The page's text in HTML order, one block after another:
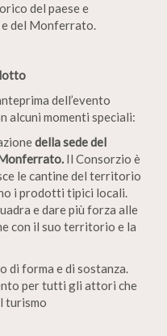
del paese e
del Monferrato.
dell’evento
alcuni momenti speciali:
della sede del
Il Consorzio è
le cantine del territorio
i prodotti tipici locali.
e dare più forza alle
con il suo territorio e la
di forma e di sostanza.
per tutti gli attori che
turismo